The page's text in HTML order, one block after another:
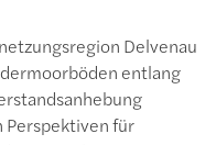
Delvenau
entlang
Perspektiven für